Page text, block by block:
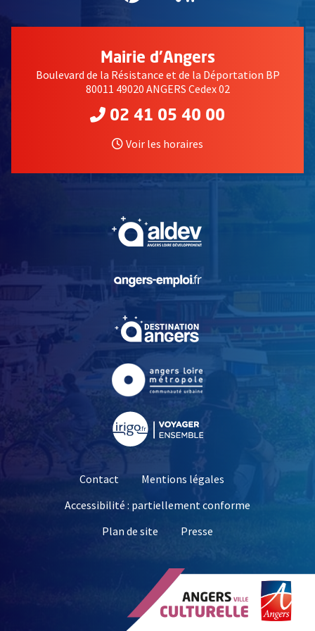
Mairie d'Angers
Boulevard de la Résistance et de la Déportation BP
80011 49020 ANGERS Cedex 02
02 41 05 40 00
Voir les horaires
, Ouvre une nouvelle
, Ouvre une nouvelle
Contact
Mentions légales
Accessibilité : partiellement conforme
Plan de site
Presse